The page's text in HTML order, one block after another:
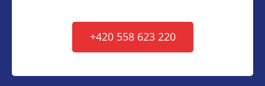
+420 558 623 220